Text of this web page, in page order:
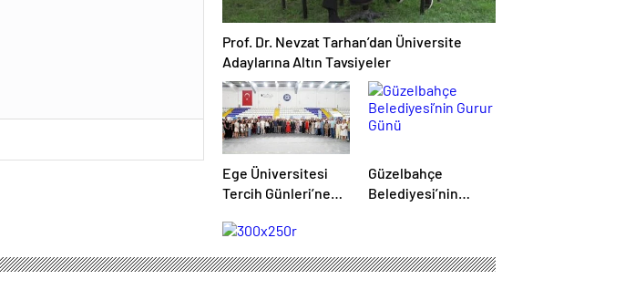
Prof. Dr. Nevzat Tarhan’dan Üniversite
Adaylarına Altın Tavsiyeler
Ege Üniversitesi
Tercih Günleri’ne
Güzelbahçe
Belediyesi’nin